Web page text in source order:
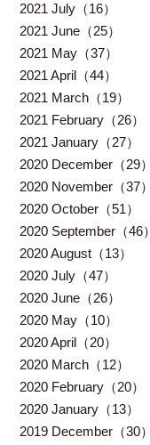
2021 July（16）
2021 June（25）
2021 May（37）
2021 April（44）
2021 March（19）
2021 February（26）
2021 January（27）
2020 December（29）
2020 November（37）
2020 October（51）
2020 September（46）
2020 August（13）
2020 July（47）
2020 June（26）
2020 May（10）
2020 April（20）
2020 March（12）
2020 February（20）
2020 January（13）
2019 December（30）